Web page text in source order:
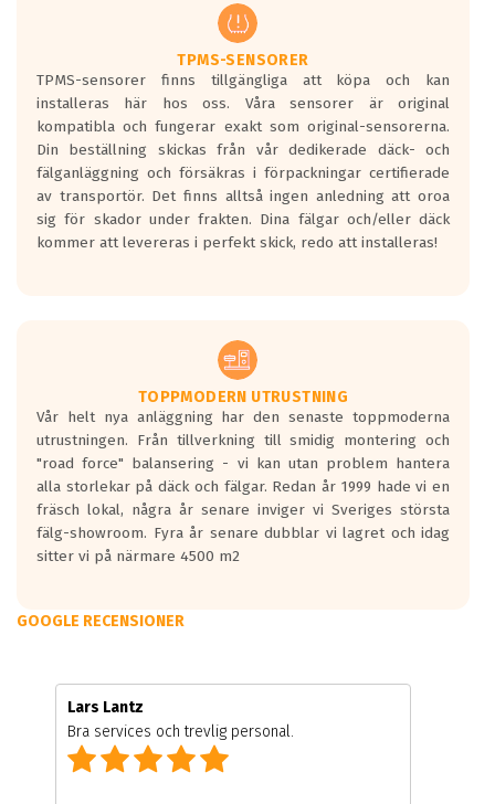
regelverket som introduceras år 2016.
Ett däck med två svarta vågor är redan
godkända för år 2016 nya regelverk.
Ett däck med en svart våg kommer vara
minst tre decibel tystare än det
regelverk som börjar gälla 2016.
TPMS-SENSORER
TPMS-sensorer finns tillgängliga att köpa och kan
installeras här hos oss. Våra sensorer är original
kompatibla och fungerar exakt som original-sensorerna.
Din beställning skickas från vår dedikerade däck- och
fälganläggning och försäkras i förpackningar certifierade
av transportör. Det finns alltså ingen anledning att oroa
sig för skador under frakten. Dina fälgar och/eller däck
kommer att levereras i perfekt skick, redo att installeras!
TOPPMODERN UTRUSTNING
Vår helt nya anläggning har den senaste toppmoderna
utrustningen. Från tillverkning till smidig montering och
"road force" balansering - vi kan utan problem hantera
alla storlekar på däck och fälgar. Redan år 1999 hade vi en
fräsch lokal, några år senare inviger vi Sveriges största
fälg-showroom. Fyra år senare dubblar vi lagret och idag
sitter vi på närmare 4500 m2
GOOGLE RECENSIONER
Lars Lantz
Bra services och trevlig personal.